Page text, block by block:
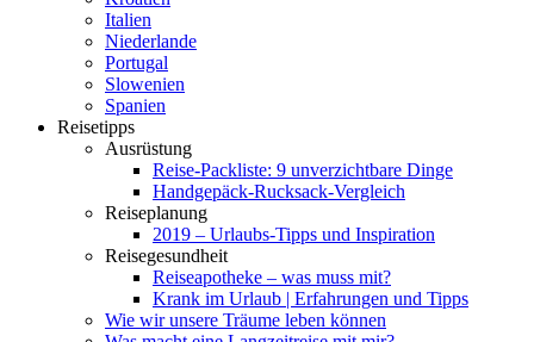
Italien
Niederlande
Portugal
Slowenien
Spanien
Reisetipps
Ausrüstung
Reise-Packliste: 9 unverzichtbare Dinge
Handgepäck-Rucksack-Vergleich
Reiseplanung
2019 – Urlaubs-Tipps und Inspiration
Reisegesundheit
Reiseapotheke – was muss mit?
Krank im Urlaub | Erfahrungen und Tipps
Wie wir unsere Träume leben können